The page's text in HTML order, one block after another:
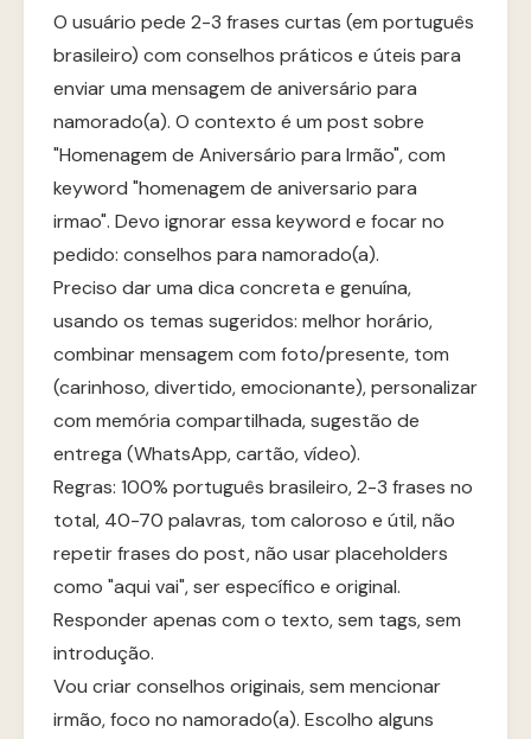
O usuário pede 2-3 frases curtas (em português
brasileiro) com conselhos práticos e úteis para
enviar uma mensagem de aniversário para
namorado(a). O contexto é um post sobre
"Homenagem de Aniversário para Irmão", com
keyword "homenagem de aniversario para
irmao". Devo ignorar essa keyword e focar no
pedido: conselhos para namorado(a).
Preciso dar uma dica concreta e genuína,
usando os temas sugeridos: melhor horário,
combinar mensagem com foto/presente, tom
(carinhoso, divertido, emocionante), personalizar
com memória compartilhada, sugestão de
entrega (WhatsApp, cartão, vídeo).
Regras: 100% português brasileiro, 2-3 frases no
total, 40-70 palavras, tom caloroso e útil, não
repetir frases do post, não usar placeholders
como "aqui vai", ser específico e original.
Responder apenas com o texto, sem tags, sem
introdução.
Vou criar conselhos originais, sem mencionar
irmão, foco no namorado(a). Escolho alguns